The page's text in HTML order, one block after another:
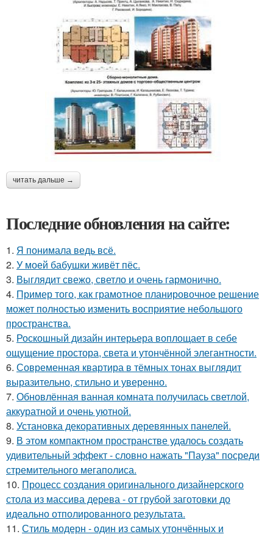
читать дальше →
Последние обновления на сайте:
1. Я понимала ведь всё.
2. У моей бабушки живёт пёс.
3. Выглядит свежо, светло и очень гармонично.
4. Пример того, как грамотное планировочное решение
может полностью изменить восприятие небольшого
пространства.
5. Роскошный дизайн интерьера воплощает в себе
ощущение простора, света и утончённой элегантности.
6. Современная квартира в тёмных тонах выглядит
выразительно, стильно и уверенно.
7. Обновлённая ванная комната получилась светлой,
аккуратной и очень уютной.
8. Установка декоративных деревянных панелей.
9. В этом компактном пространстве удалось создать
удивительный эффект - словно нажать "Пауза" посреди
стремительного мегаполиса.
10. Процесс создания оригинального дизайнерского
стола из массива дерева - от грубой заготовки до
идеально отполированного результата.
11. Стиль модерн - один из самых утончённых и